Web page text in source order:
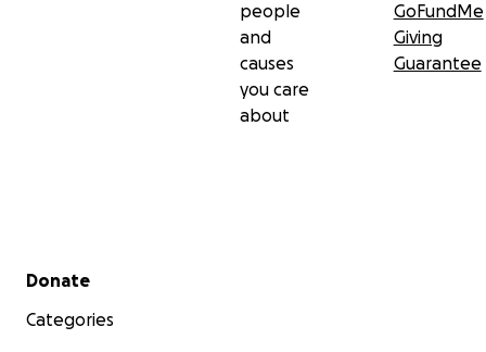
people
and
causes
you care
about
GoFundMe
Giving
Guarantee
Secondary menu
Donate
Categories